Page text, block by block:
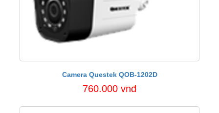
Camera Questek QOB-1202D
760.000 vnđ